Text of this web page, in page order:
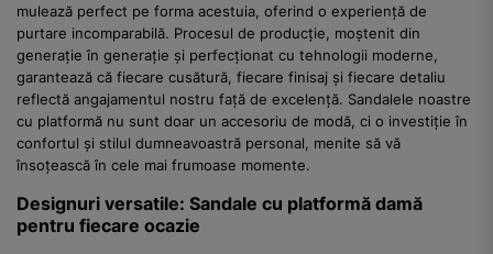
mulează perfect pe forma acestuia, oferind o experiență de
purtare incomparabilă. Procesul de producție, moștenit din
generație în generație și perfecționat cu tehnologii moderne,
garantează că fiecare cusătură, fiecare finisaj și fiecare detaliu
reflectă angajamentul nostru față de excelență. Sandalele noastre
cu platformă nu sunt doar un accesoriu de modă, ci o investiție în
confortul și stilul dumneavoastră personal, menite să vă
însoțească în cele mai frumoase momente.
Designuri versatile: Sandale cu platformă damă
pentru fiecare ocazie